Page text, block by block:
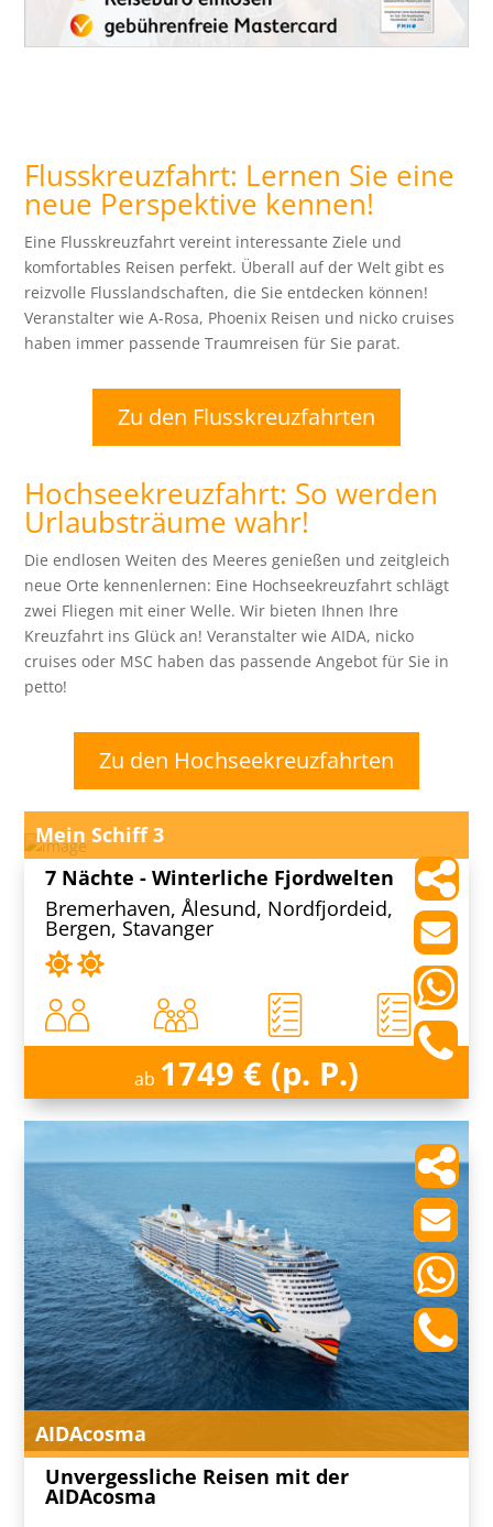
Flusskreuzfahrt: Lernen Sie eine
neue Perspektive kennen!
Eine Flusskreuzfahrt vereint interessante Ziele und
komfortables Reisen perfekt. Überall auf der Welt gibt es
reizvolle Flusslandschaften, die Sie entdecken können!
Veranstalter wie A-Rosa, Phoenix Reisen und nicko cruises
haben immer passende Traumreisen für Sie parat.
Zu den Flusskreuzfahrten
Hochseekreuzfahrt: So werden
Urlaubsträume wahr!
Die endlosen Weiten des Meeres genießen und zeitgleich
neue Orte kennenlernen: Eine Hochseekreuzfahrt schlägt
zwei Fliegen mit einer Welle. Wir bieten Ihnen Ihre
Kreuzfahrt ins Glück an! Veranstalter wie AIDA, nicko
cruises oder MSC haben das passende Angebot für Sie in
petto!
Zu den Hochseekreuzfahrten
Mein Schiff 3
7 Nächte - Winterliche Fjordwelten
Bremerhaven, Ålesund, Nordfjordeid,
Bergen, Stavanger
ab 1749 € (p. P.)
AIDAcosma
Unvergessliche Reisen mit der
AIDAcosma